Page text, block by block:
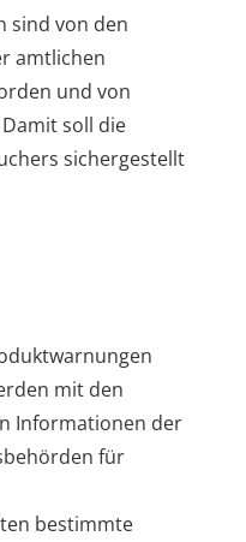
sind von den
amtlichen
und von
soll die
sichergestellt
mit den
Informationen der
für
bestimmte